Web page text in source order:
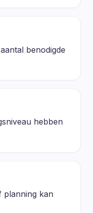
benodigde
hebben
planning kan